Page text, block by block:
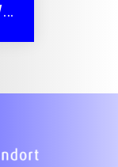
Wir können liefern - Weiterleitung